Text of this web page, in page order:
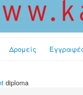
Δρομείς
diploma